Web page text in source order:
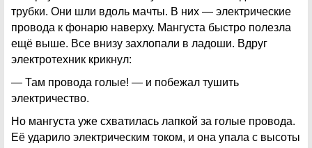
трубки. Они шли вдоль мачты. В них — электрические
провода к фонарю наверху. Мангуста быстро полезла
ещё выше. Все внизу захлопали в ладоши. Вдруг
электротехник крикнул:
— Там провода голые! — и побежал тушить
электричество.
Но мангуста уже схватилась лапкой за голые провода.
Её ударило электрическим током, и она упала с высоты